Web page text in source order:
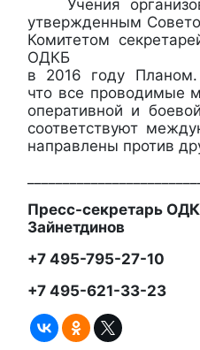
Учения
утвержденным
Комитетом
ОДКБ
в 2016 году Планом.
что все проводимые
оперативной и
соответствуют
направлены против
Пресс-секретарь
Зайнетдинов
+7 495-795-27-10
+7 495-621-33-23